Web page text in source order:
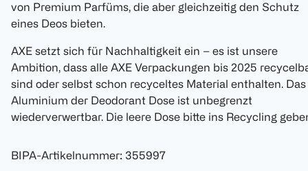
von Premium Parfüms, die aber gleichzeitig den Schutz
eines Deos bieten.
AXE setzt sich für Nachhaltigkeit ein – es ist unsere
Ambition, dass alle AXE Verpackungen bis 2025
sind oder selbst schon recyceltes Material enthalten. Das
Aluminium der Deodorant Dose ist unbegrenzt
wiederverwertbar. Die leere Dose bitte ins Recycling
BIPA-Artikelnummer: 355997